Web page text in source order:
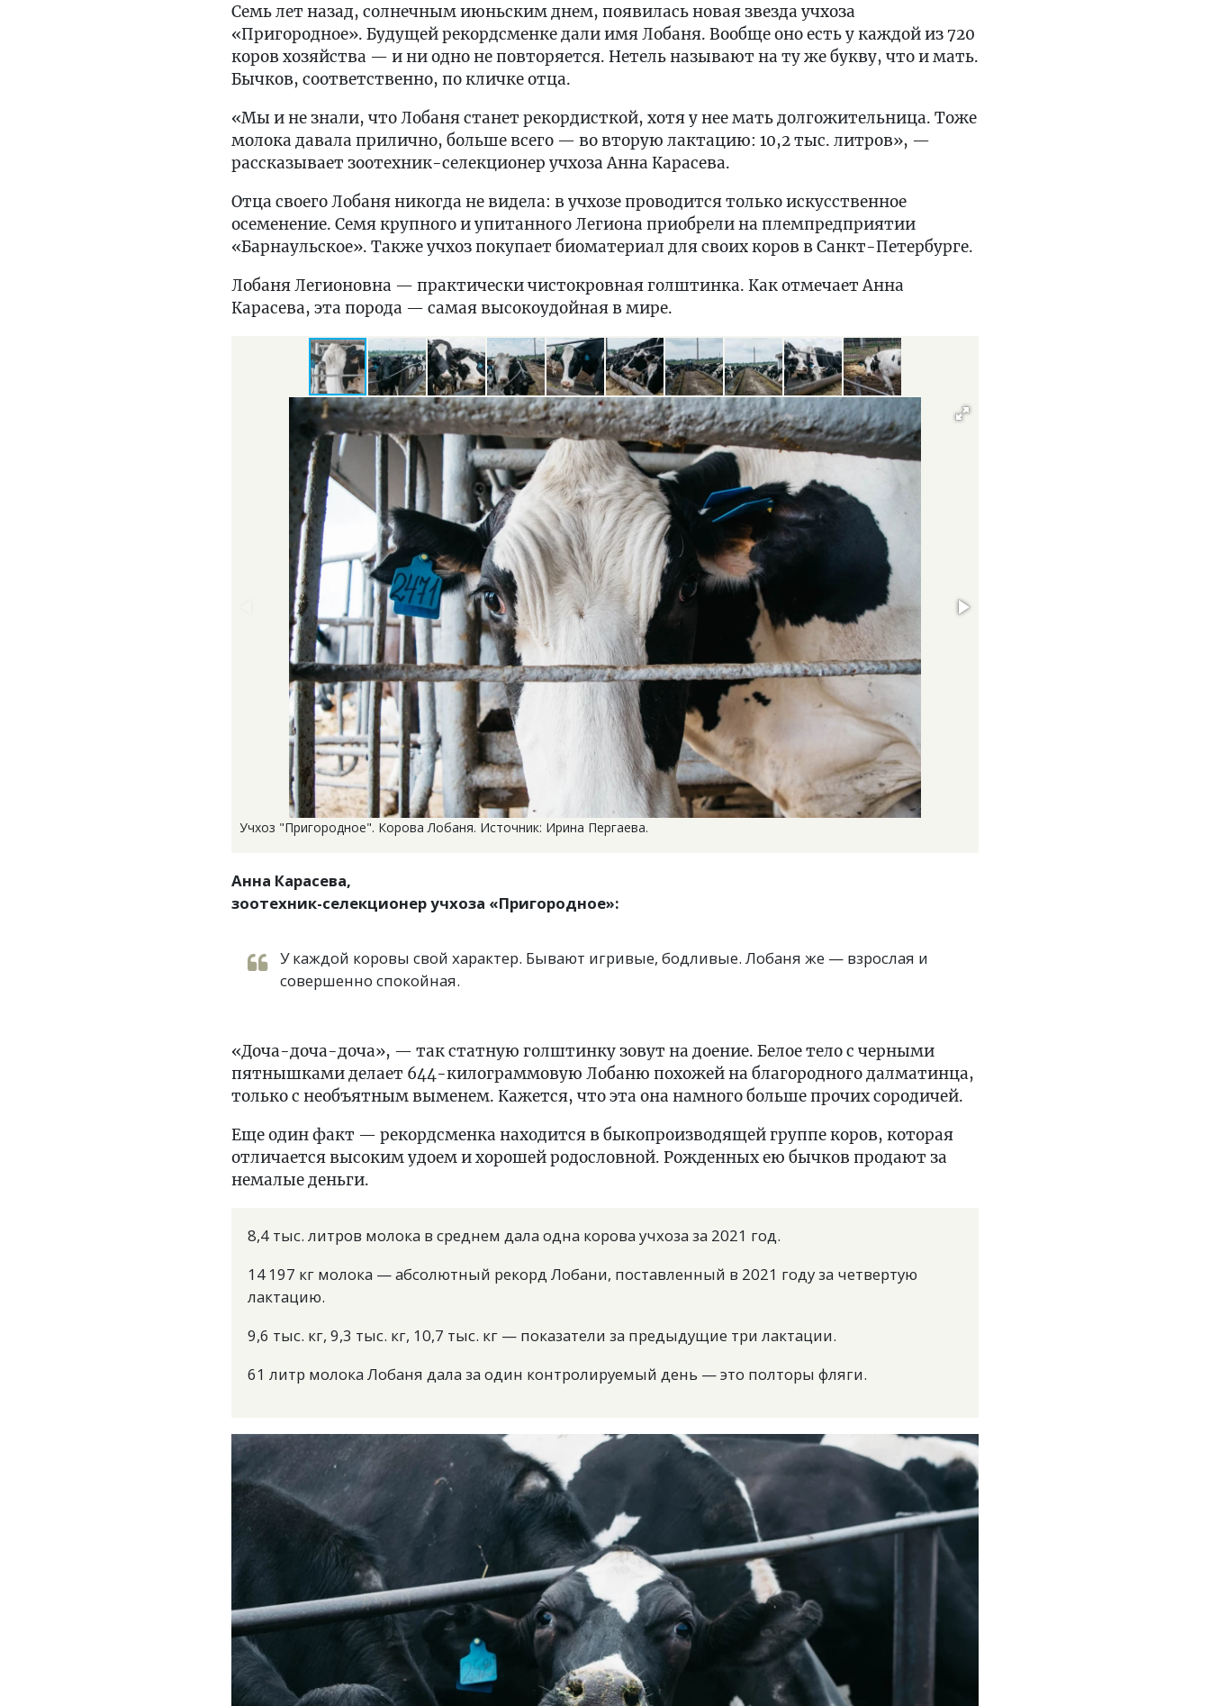
Семь лет назад, солнечным июньским днем, появилась новая звезда учхоза
«Пригородное». Будущей рекордсменке дали имя Лобаня. Вообще оно есть у каждой из 720
коров хозяйства — и ни одно не повторяется. Нетель называют на ту же букву, что и мать.
Бычков, соответственно, по кличке отца.
«Мы и не знали, что Лобаня станет рекордисткой, хотя у нее мать долгожительница. Тоже
молока давала прилично, больше всего — во вторую лактацию: 10,2 тыс. литров», —
рассказывает зоотехник-селекционер учхоза Анна Карасева.
Отца своего Лобаня никогда не видела: в учхозе проводится только искусственное
осеменение. Семя крупного и упитанного Легиона приобрели на племпредприятии
«Барнаульское». Также учхоз покупает биоматериал для своих коров в Санкт-Петербурге.
Лобаня Легионовна — практически чистокровная голштинка. Как отмечает Анна
Карасева, эта порода — самая высокоудойная в мире.
Учхоз "Пригородное". Корова Лобаня. Источник: Ирина Пергаева.
Анна Карасева,
зоотехник-селекционер учхоза «Пригородное»:
У каждой коровы свой характер. Бывают игривые, бодливые. Лобаня же — взрослая и
совершенно спокойная.
«Доча-доча-доча», — так статную голштинку зовут на доение. Белое тело с черными
пятнышками делает 644-килограммовую Лобаню похожей на благородного далматинца,
только с необъятным выменем. Кажется, что эта она намного больше прочих сородичей.
Еще один факт — рекордсменка находится в быкопроизводящей группе коров, которая
отличается высоким удоем и хорошей родословной. Рожденных ею бычков продают за
немалые деньги.
8,4 тыс. литров молока в среднем дала одна корова учхоза за 2021 год.
14 197 кг молока — абсолютный рекорд Лобани, поставленный в 2021 году за четвертую
лактацию.
9,6 тыс. кг, 9,3 тыс. кг, 10,7 тыс. кг — показатели за предыдущие три лактации.
61 литр молока Лобаня дала за один контролируемый день — это полторы фляги.